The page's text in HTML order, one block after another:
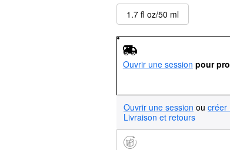
1.7 fl oz/50 ml
Ouvrir une session pour
Ouvrir une session ou créer
Livraison et retours